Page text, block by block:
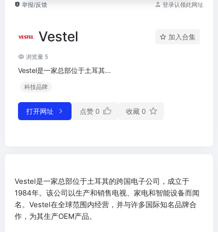
举报/反馈 登录认领此网址
Vestel 加入合集
浏览量 5
Vestel是一家总部位于土耳其...
科技品牌
打开网址 点赞 0 收藏 0
Vestel是一家总部位于土耳其的跨国电子公司，成立于
1984年。该公司以生产和销售电视、家电和智能设备而闻
名。Vestel在全球范围内经营，并与许多国际知名品牌合
作，为其生产OEM产品。